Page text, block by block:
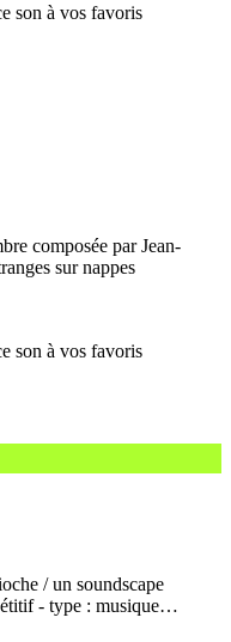
composée par Jean-
sur nappes
/ un soundscape
- type : musique…